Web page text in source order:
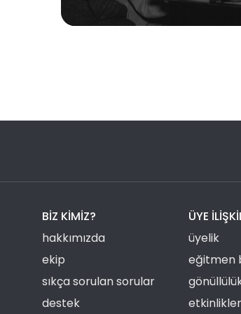
BIZ KIMIZ?
hakkımızda
ekip
sıkça sorulan sorular
destek
ÜYE
üyelik
eğitmen
etkinlikler